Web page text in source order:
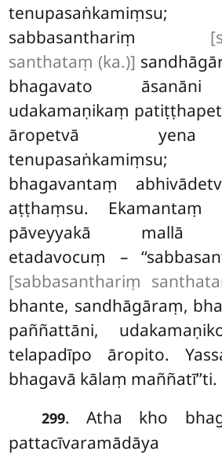
tenupasaṅkamiṃsu;
sabbasanthariṃ
santhataṃ (ka.)]
bhagavato āsanāni
udakamaṇikaṃ
āropetvā yena
tenupasaṅkamiṃsu;
bhagavantaṃ
aṭṭhaṃsu.
pāveyyakā mallā
etadavocuṃ –
[sabbasanthariṃ
bhante, sandhāgāraṃ,
paññattāni,
telapadīpo āropito.
bhagavā kālaṃ maññatī’’ti.
299. Atha kho